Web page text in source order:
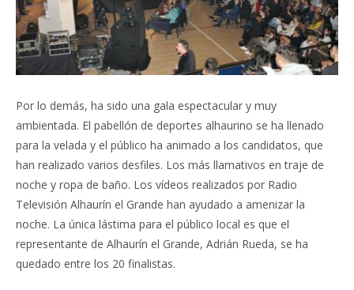
Por lo demás, ha sido una gala espectacular y muy
ambientada. El pabellón de deportes alhaurino se ha llenado
para la velada y el público ha animado a los candidatos, que
han realizado varios desfiles. Los más llamativos en traje de
noche y ropa de baño. Los vídeos realizados por Radio
Televisión Alhaurín el Grande han ayudado a amenizar la
noche. La única lástima para el público local es que el
representante de Alhaurín el Grande, Adrián Rueda, se ha
quedado entre los 20 finalistas.